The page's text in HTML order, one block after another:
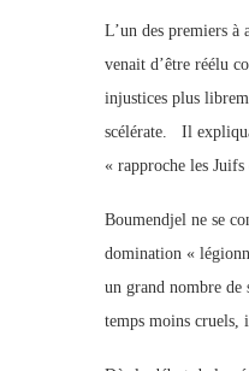
L’un des premiers
venait d’être réélu
injustices plus
scélérate. Il
« rapproche les
Boumendjel ne se
domination «
un grand nombre de
temps moins cruels,